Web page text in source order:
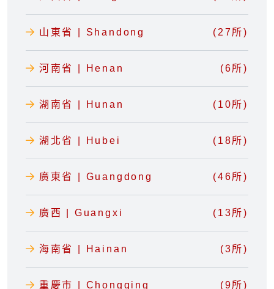
山東省 | Shandong (27所)
河南省 | Henan (6所)
湖南省 | Hunan (10所)
湖北省 | Hubei (18所)
廣東省 | Guangdong (46所)
廣西 | Guangxi (13所)
海南省 | Hainan (3所)
重慶市 | Chongqing (9所)